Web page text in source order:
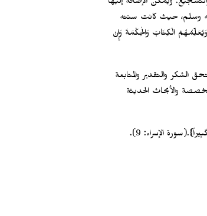
ويمكن الإضافة إليها
وسلم، حيث كانت سنته
الْكِتَابَ وَالْحِكْمَةَ وَإِنْ
والتقدير والمتابعة
والأبحاث الحديثة
يقول تعالى:{ إِنَّ هَذَا الْقُرْآنَ يَهْدِي لِلَّتِي هِيَ أَقْوَمُ وَيُبَشِّرُ الْمُؤْمِنِينَ الَّذِينَ يَعْمَلُونَ الصَّالِحَاتِ أَنَّ لَهُمْ أَجْراً كَبِيراً}.(سورة الإسراء: 9).